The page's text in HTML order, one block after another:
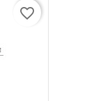
favorite_border